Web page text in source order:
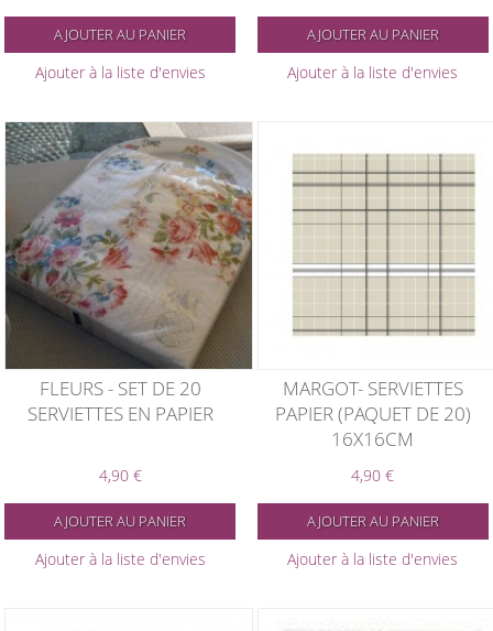
AJOUTER AU PANIER
Ajouter à la liste d'envies
AJOUTER AU PANIER
Ajouter à la liste d'envies
FLEURS - SET DE 20
SERVIETTES EN PAPIER
4,90 €
AJOUTER AU PANIER
Ajouter à la liste d'envies
MARGOT- SERVIETTES
PAPIER (PAQUET DE 20)
16X16CM
4,90 €
AJOUTER AU PANIER
Ajouter à la liste d'envies